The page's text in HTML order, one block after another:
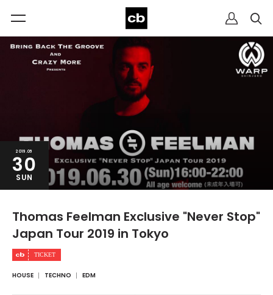
2019.06
30
SUN
Thomas Feelman Exclusive "Never Stop"
Japan Tour 2019 in Tokyo
HOUSE TECHNO EDM